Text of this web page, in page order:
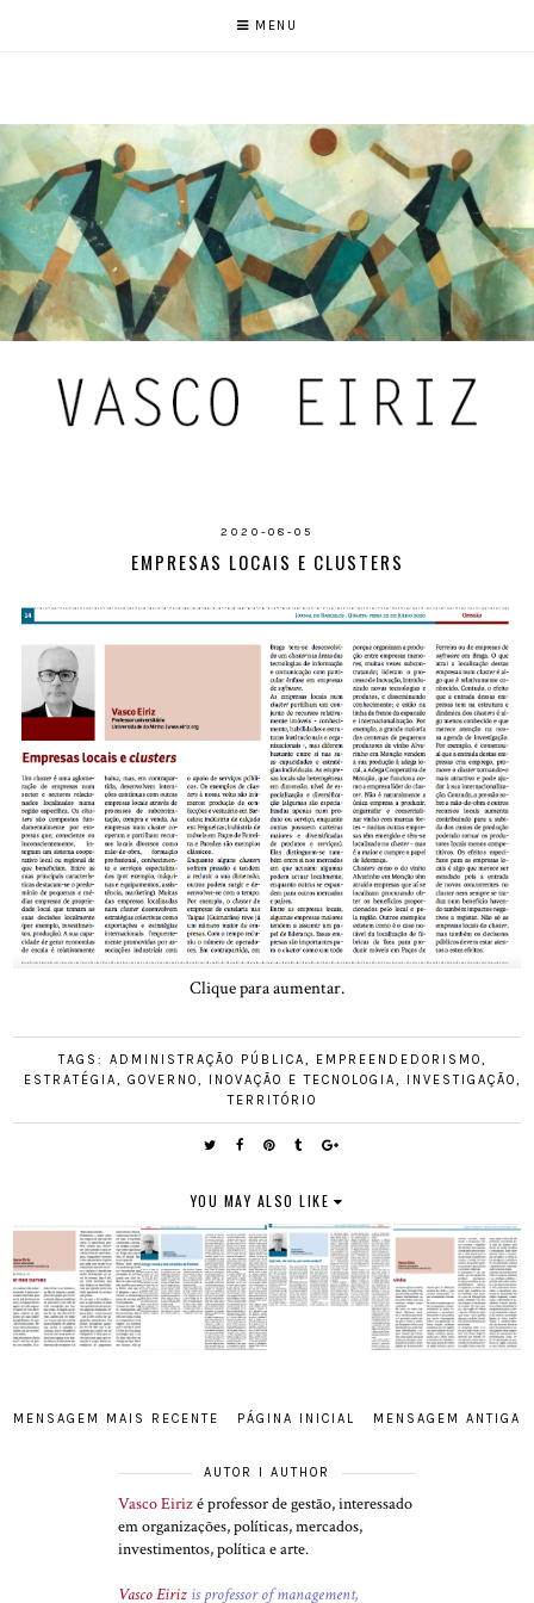
MENU
2020-08-05
EMPRESAS LOCAIS E CLUSTERS
Clique para aumentar.
TAGS:ADMINISTRAÇÃO PÚBLICA, EMPREENDEDORISMO,
ESTRATÉGIA, GOVERNO, INOVAÇÃO E TECNOLOGIA, INVESTIGAÇÃO,
TERRITÓRIO
YOU MAY ALSO LIKE
MENSAGEM MAIS RECENTE MENSAGEM ANTIGA
PÁGINA INICIAL
AUTOR I AUTHOR
Vasco Eirizé professor de gestão, interessado
em organizações, políticas, mercados,
investimentos, política e arte.
Vasco Eiriz is professor of management,